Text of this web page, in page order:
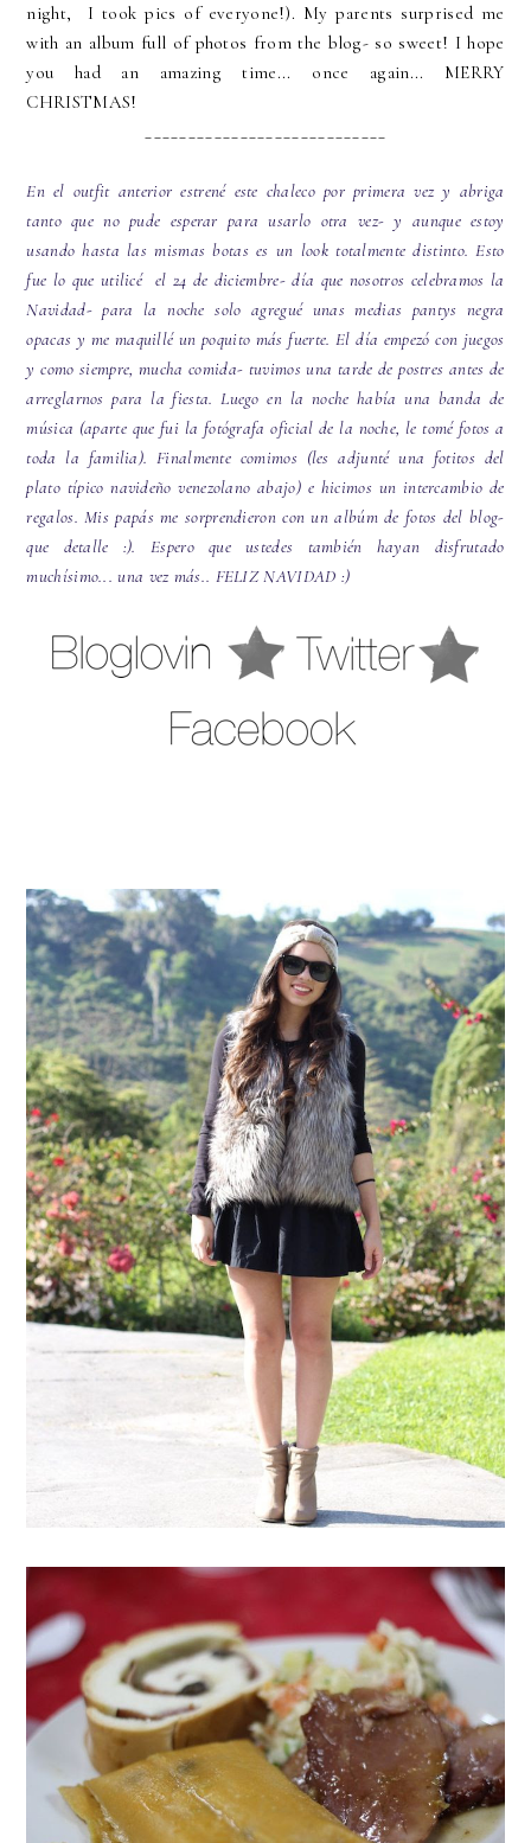
night, I took pics of everyone!). My parents surprised me
with an album full of photos from the blog- so sweet! I hope
you had an amazing time... once again... MERRY
CHRISTMAS!
En el outfit anterior estrené este chaleco por primera vez y abriga
tanto que no pude esperar para usarlo otra vez- y aunque estoy
usando hasta las mismas botas es un look totalmente distinto. Esto
fue lo que utilicé el 24 de diciembre- día que nosotros celebramos la
Navidad- para la noche solo agregué unas medias pantys negra
opacas y me maquillé un poquito más fuerte. El día empezó con juegos
y como siempre, mucha comida- tuvimos una tarde de postres antes de
arreglarnos para la fiesta. Luego en la noche había una banda de
música (aparte que fui la fotógrafa oficial de la noche, le tomé fotos a
toda la familia). Finalmente comimos (les adjunté una fotitos del
plato típico navideño venezolano abajo) e hicimos un intercambio de
regalos. Mis papás me sorprendieron con un albúm de fotos del blog-
que detalle :). Espero que ustedes también hayan disfrutado
muchísimo... una vez más.. FELIZ NAVIDAD :)